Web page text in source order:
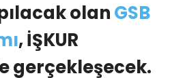
olanGSB
, İŞKUR
gerçekleşecek.